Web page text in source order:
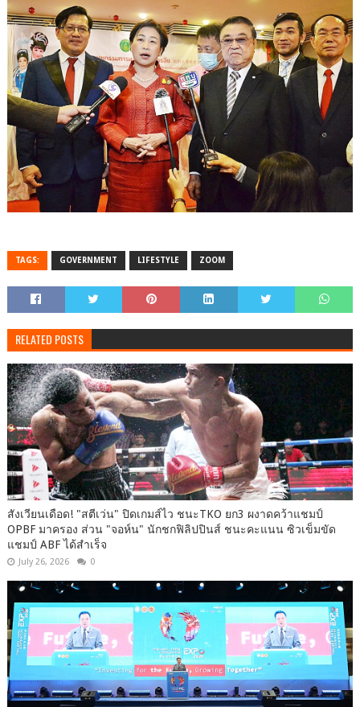
TAGS: GOVERNMENT LIFESTYLE ZOOM
RELATED POSTS
สังเวียนเดือด! "สตีเว่น" ปิดเกมส์ไว ชนะTKO ยก3 ผงาดคว้าแชมป์
OPBF มาครอง ส่วน "จอห์น" นักชกฟิลิปปินส์ ชนะคะแนน ซิวเข็มขัด
แชมป์ ABF ได้สำเร็จ
July 26, 2026 0